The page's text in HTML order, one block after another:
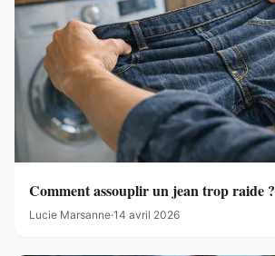
Comment assouplir un jean trop raide ?
Lucie Marsanne·14 avril 2026